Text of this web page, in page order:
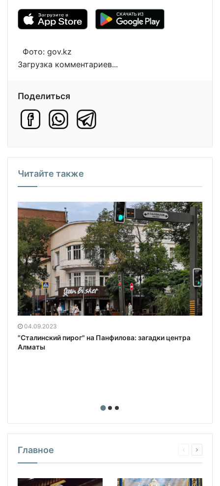
Фото: gov.kz
Загрузка комментариев...
Поделиться
Читайте также
04.09.2023
"Сталинский пирог" на Панфилова: загадки центра
Алматы
Главное